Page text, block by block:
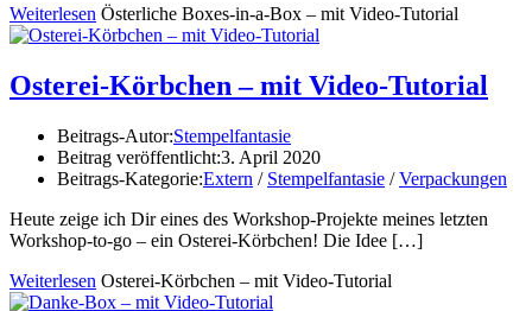
Weiterlesen Österliche Boxes-in-a-Box – mit Video-Tutorial
Osterei-Körbchen – mit Video-Tutorial
Beitrags-Autor:Stempelfantasie
Beitrag veröffentlicht:3. April 2020
Beitrags-Kategorie:Extern / Stempelfantasie / Verpackungen
Heute zeige ich Dir eines des Workshop-Projekte meines letzten
Workshop-to-go – ein Osterei-Körbchen! Die Idee […]
Weiterlesen Osterei-Körbchen – mit Video-Tutorial